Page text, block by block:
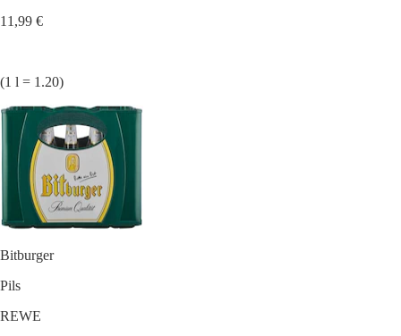
11,99 €
(1 l = 1.20)
Bitburger
Pils
REWE